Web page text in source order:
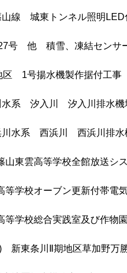
線 城東トンネル照明LED
号 他 積雪、凍結センサ
1号揚水機製作据付工事
系 汐入川 汐入川排水機
水系 西浜川 西浜川排水
東雲高等学校全館放送シ
学校オーブン更新付帯電
学校総合実践室及び作物
東条川Ⅱ期地区草加野万